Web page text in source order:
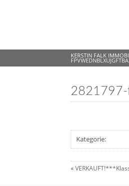
KERSTIN FALK
2821797-
Kategorie:
«